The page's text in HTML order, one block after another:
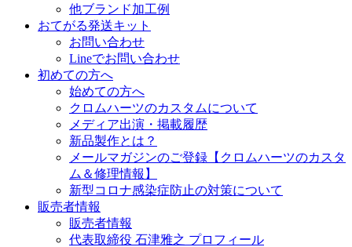
他ブランド加工例
おてがる発送キット
お問い合わせ
Lineでお問い合わせ
初めての方へ
始めての方へ
クロムハーツのカスタムについて
メディア出演・掲載履歴
新品製作とは？
メールマガジンのご登録【クロムハーツのカスタ
ム＆修理情報】
新型コロナ感染症防止の対策について
販売者情報
販売者情報
代表取締役 石津雅之 プロフィール